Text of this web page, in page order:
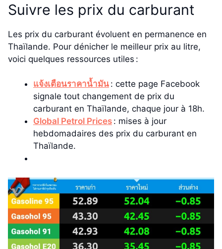
Suivre les prix du carburant
Les prix du carburant évoluent en permanence en
Thaïlande. Pour dénicher le meilleur prix au litre,
voici quelques ressources utiles :
แจ้งเตือนราคาน้ำมัน : cette page Facebook
signale tout changement de prix du
carburant en Thaïlande, chaque jour à 18h.
Global Petrol Prices : mises à jour
hebdomadaires des prix du carburant en
Thaïlande.